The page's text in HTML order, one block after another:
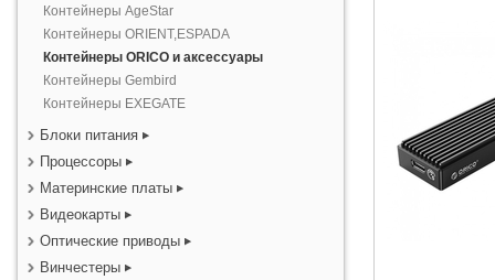
Контейнеры AgeStar
Контейнеры ORIENT,ESPADA
Контейнеры ORICO и аксессуары
Контейнеры Gembird
Контейнеры EXEGATE
Блоки питания
Процессоры
Материнские платы
Видеокарты
Оптические приводы
Винчестеры